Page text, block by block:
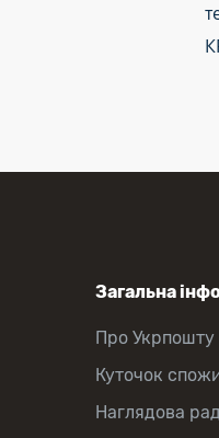
Загальна
Про Укрпошту
Куточок
Наглядова